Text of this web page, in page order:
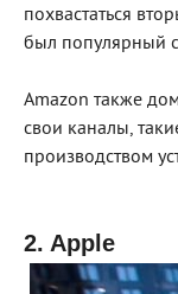
похвастаться
был популярный
Amazon также
свои каналы,
производством
2. Apple